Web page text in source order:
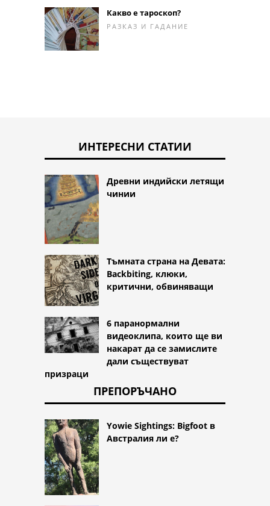
Какво е тароскоп?
РАЗКАЗ И ГАДАНИЕ
ИНТЕРЕСНИ СТАТИИ
Древни индийски летящи
чинии
Тъмната страна на Девата:
Backbiting, клюки,
критични, обвиняващи
6 паранормални
видеоклипа, които ще ви
накарат да се замислите
дали съществуват
призраци
ПРЕПОРЪЧАНО
Yowie Sightings: Bigfoot в
Австралия ли е?